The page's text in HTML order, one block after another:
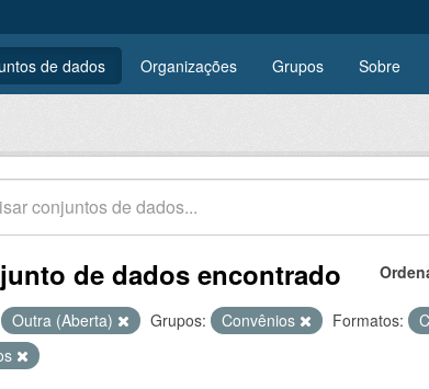
de dados Organizações Grupos Sobre
de dados encontrado
Outra (Aberta) Grupos: Convênios Formatos: